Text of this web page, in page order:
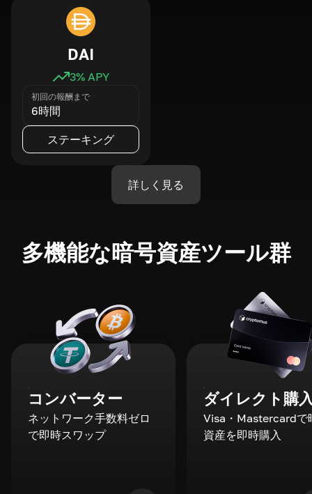
DAI
3% APY
初回の報酬まで
6時間
ステーキング
詳しく見る
多機能な暗号資産ツール群
コンバーター
ネットワーク手数料ゼロ
で即時スワップ
ダイレクト購
Visa・Mastercardで
資産を即時購入